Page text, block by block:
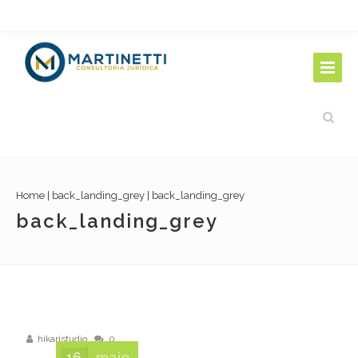
Home back_landing_grey back_landing_grey
back_landing_grey
hikaristudio 0